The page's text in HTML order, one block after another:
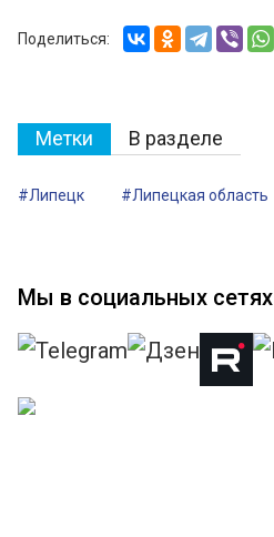
Поделиться:
Метки В разделе
#Липецк #Липецкая область
Мы в социальных сетях